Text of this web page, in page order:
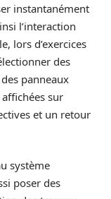
instantanément
l’interaction
lors d’exercices
des
panneaux
sur
et un retour
système
poser des